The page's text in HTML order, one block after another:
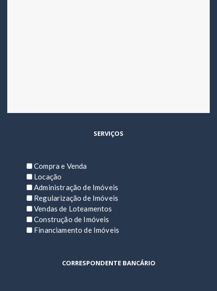
SERVIÇOS
Compra e Venda
Locação
Administração de Imóveis
Regularização de Imóveis
Vendas de Loteamentos
Construção de Imóveis
Financiamento de Imóveis
CORRESPONDENTE BANCÁRIO